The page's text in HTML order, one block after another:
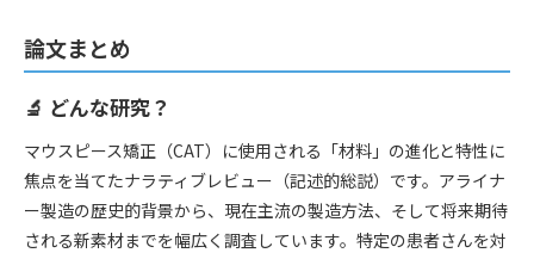
論文まとめ
🔬 どんな研究？
マウスピース矯正（CAT）に使用される「材料」の進化と特性に
焦点を当てたナラティブレビュー（記述的総説）です。アライナ
ー製造の歴史的背景から、現在主流の製造方法、そして将来期待
される新素材までを幅広く調査しています。特定の患者さんを対